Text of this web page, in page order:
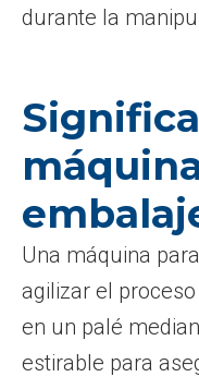
durante la
Una máquina
agilizar el
en un palé
estirable para